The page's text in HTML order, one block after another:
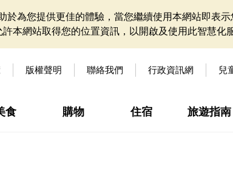
為您提供更佳的體驗，當您繼續使用本網站即表示
本網站取得您的位置資訊，以開啟及使用此智慧化
版權聲明 聯絡我們 行政資訊網 兒
食 購物 住宿 旅遊指南